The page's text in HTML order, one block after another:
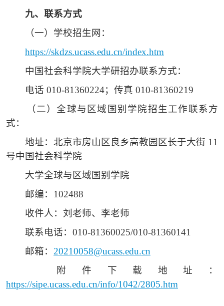
九、 联系方式
（一） 学校招生网：
https://skdzs.ucass.edu.cn/index.htm
中国社会科学院大学研招办联系方式：
电话 010-81360224；传真 010-81360219
（二）全球与区域国别学院招生工作联系方
式：
地址：北京市房山区良乡高教园区长于大街 11
号中国社会科学院
大学全球与区域国别学院
邮编： 102488
收件人：刘老师、李老师
联系电话： 010-81360025/010-81360141
邮箱： 20210058@ucass.edu.cn
附件下载地址：
https://sipe.ucass.edu.cn/info/1042/2805.htm